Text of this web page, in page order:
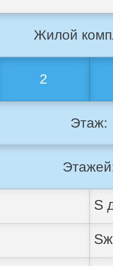
Жилой
2
Этаж: